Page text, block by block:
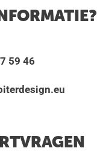
59 46